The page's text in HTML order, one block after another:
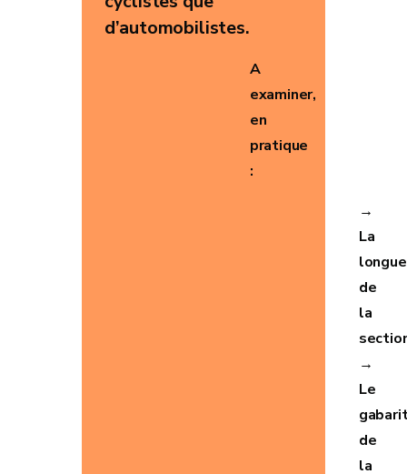
d’automobilistes.
A
examiner,
en
pratique
:
→
La
de
la
→
Le
de
la